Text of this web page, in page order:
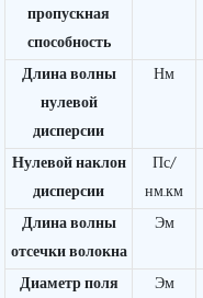
пропускная
способность
Длина волны
нулевой
дисперсии
Нм
Нулевой наклон
дисперсии
Пс/
нм.км
Длина волны
отсечки волокна
Эм
Диаметр поля
Эм